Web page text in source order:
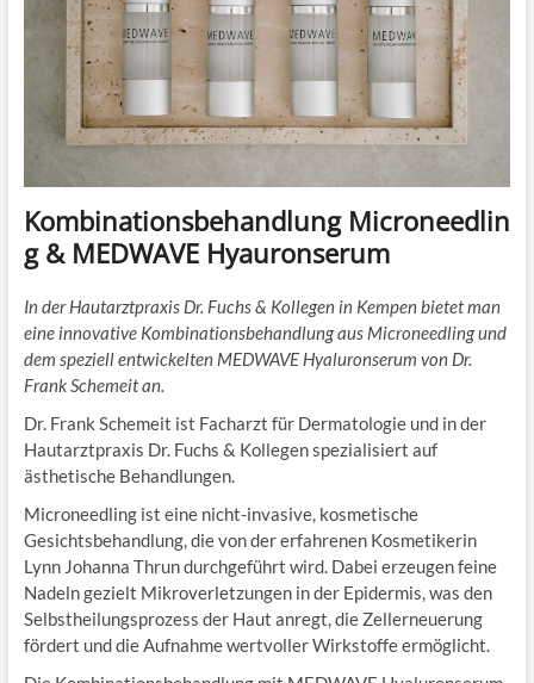
Kombinationsbehandlung Microneedlin
g & MEDWAVE Hyauronserum
In der Hautarztpraxis Dr. Fuchs & Kollegen in Kempen bietet man
eine innovative Kombinations­behandlung aus Microneedling und
dem speziell entwickelten MEDWAVE Hyaluronserum von Dr.
Frank Schemeit an.
Dr. Frank Schemeit ist Facharzt für Dermatologie und in der
Hautarztpraxis Dr. Fuchs & Kollegen spezialisiert auf
ästhetische Behandlungen.
Microneedling ist eine nicht-invasive, kosmetische
Gesichtsbehandlung, die von der erfahrenen Kosmetikerin
Lynn Johanna Thrun durchgeführt wird. Dabei erzeugen feine
Nadeln gezielt Mikroverletzungen in der Epidermis, was den
Selbstheilungsprozess der Haut anregt, die Zellerneuerung
fördert und die Aufnahme wertvoller Wirkstoffe ermöglicht.